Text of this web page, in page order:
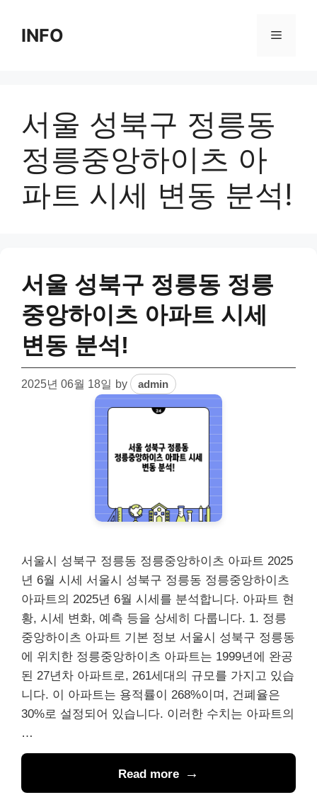
contentINFO Menu
서울 성북구 정릉동
정릉중앙하이츠 아
파트 시세 변동 분석!
서울 성북구 정릉동 정릉
중앙하이츠 아파트 시세
변동 분석!
2025년 06월 18일 by admin
서울시 성북구 정릉동 정릉중앙하이츠 아파트 2025
년 6월 시세 서울시 성북구 정릉동 정릉중앙하이츠
아파트의 2025년 6월 시세를 분석합니다. 아파트 현
황, 시세 변화, 예측 등을 상세히 다룹니다. 1. 정릉
중앙하이츠 아파트 기본 정보 서울시 성북구 정릉동
에 위치한 정릉중앙하이츠 아파트는 1999년에 완공
된 27년차 아파트로, 261세대의 규모를 가지고 있습
니다. 이 아파트는 용적률이 268%이며, 건폐율은
30%로 설정되어 있습니다. 이러한 수치는 아파트의
…
Read more